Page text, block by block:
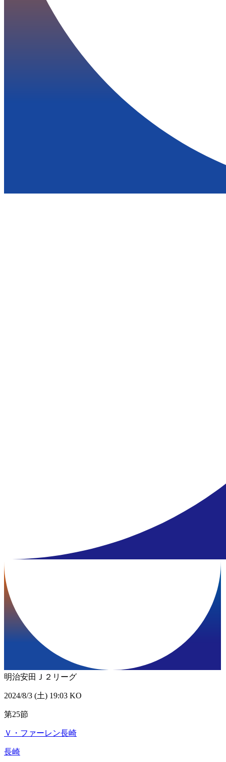
明治安田Ｊ２リーグ
2024/8/3 (土) 19:03 KO
第25節
Ｖ・ファーレン長崎
長崎